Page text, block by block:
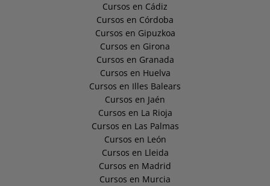
Cursos en Cádiz
Cursos en Córdoba
Cursos en Gipuzkoa
Cursos en Girona
Cursos en Granada
Cursos en Huelva
Cursos en Illes Balears
Cursos en Jaén
Cursos en La Rioja
Cursos en Las Palmas
Cursos en León
Cursos en Lleida
Cursos en Madrid
Cursos en Murcia